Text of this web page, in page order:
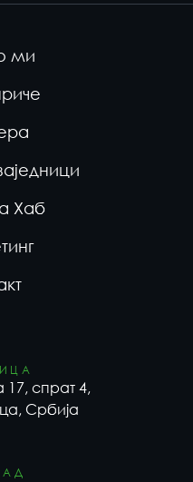
ми
Хаб
17, спрат 4,
Србија